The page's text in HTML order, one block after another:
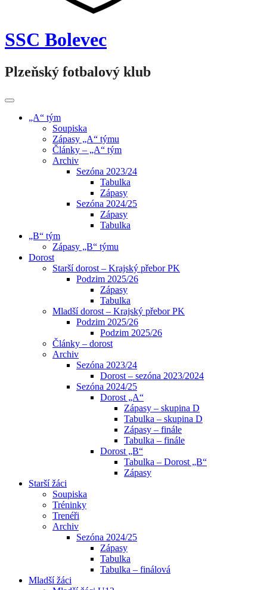
SSC Bolevec
Plzeňský fotbalový klub
„A“ tým
Soupiska
Zápasy „A“ týmu
Články – „A“ tým
Archiv
Sezóna 2023/24
Tabulka
Zápasy
Sezóna 2024/25
Zápasy
Tabulka
„B“ tým
Zápasy „B“ týmu
Dorost
Starší dorost – Krajský přebor PK
Podzim 2025/26
Zápasy
Tabulka
Mladší dorost – Krajský přebor PK
Podzim 2025/26
Podzim 2025/26
Články – dorost
Archiv
Sezóna 2023/24
Dorost – sezóna 2023/2024
Sezóna 2024/25
Dorost „A“
Zápasy – skupina D
Tabulka – skupina D
Zápasy – finále
Tabulka – finále
Dorost „B“
Tabulka – Dorost „B“
Zápasy
Starší žáci
Soupiska
Tréninky
Trenéři
Archiv
Sezóna 2024/25
Zápasy
Tabulka
Tabulka – finálová
Mladší žáci